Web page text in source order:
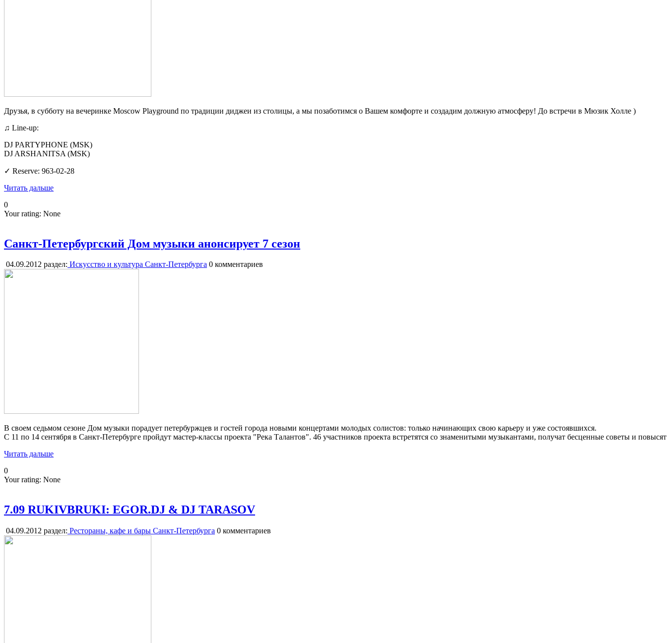
Друзья, в субботу на вечеринке Moscow Playground по традиции диджеи из столицы, а мы позаботимся о Вашем комфорте и создадим должную атмосферу! До встречи в Мюзик Холле )
♫ Line-up:
DJ PARTYPHONE (MSK)
DJ ARSHANITSA (MSK)
✓ Reserve: 963-02-28
Читать дальше
0
Your rating: None
Санкт-Петербургский Дом музыки анонсирует 7 сезон
04.09.2012 раздел: Искусство и культура Санкт-Петербурга 0 комментариев
В своем седьмом сезоне Дом музыки порадует петербуржцев и гостей города новыми концертами молодых солистов: только начинающих свою карьеру и уже состоявшихся.
C 11 по 14 сентября в Санкт-Петербурге пройдут мастер-классы проекта "Река Талантов". 46 участников проекта встретятся со знаменитыми музыкантами, получат бесценные советы и
Читать дальше
0
Your rating: None
7.09 RUKIVBRUKI: EGOR.DJ & DJ TARASOV
04.09.2012 раздел: Рестораны, кафе и бары Санкт-Петербурга 0 комментариев